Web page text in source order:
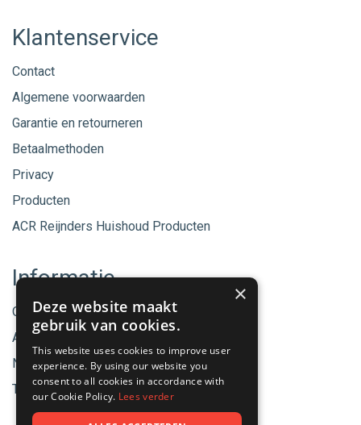
Klantenservice
Contact
Algemene voorwaarden
Garantie en retourneren
Betaalmethoden
Privacy
Producten
ACR Reijnders Huishoud Producten
Informatie
Onze merken
Aanbiedingen
Nieuwe producten
Tips & Nieuws
×
Deze website maakt
gebruik van cookies.
This website uses cookies to improve user
experience. By using our website you
consent to all cookies in accordance with
our Cookie Policy. Lees verder